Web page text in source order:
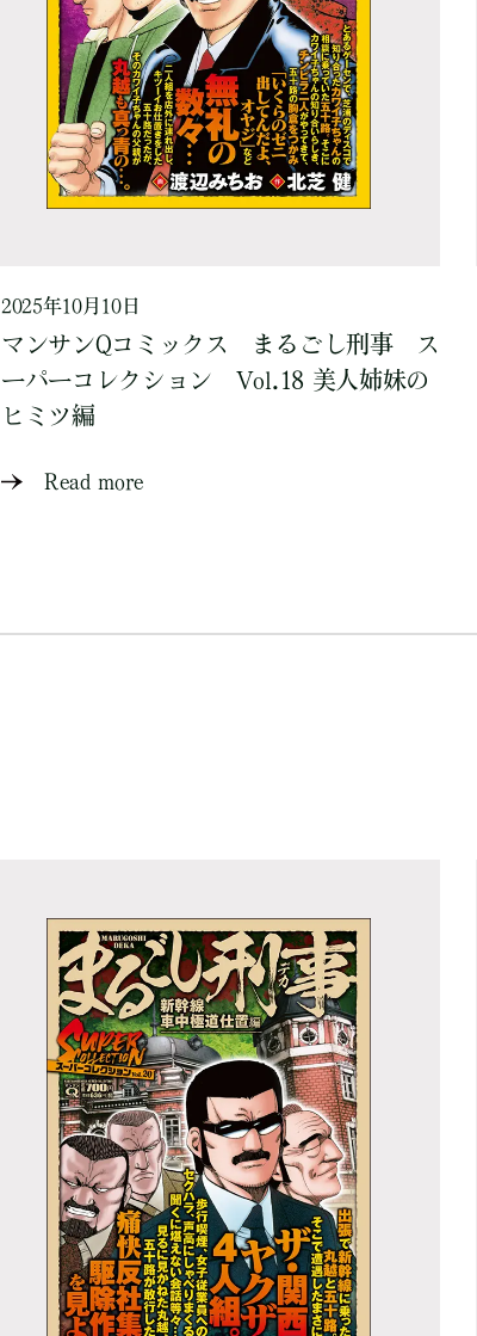
2025年10月10日
マンサンQコミックス まるごし刑事 ス
ーパーコレクション Vol.18 美人姉妹の
ヒミツ編
Read more